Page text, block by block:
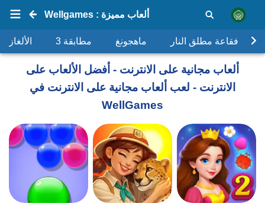
ألعاب مجانية على الانترنت - أفضل الألعاب على
الانترنت - لعب ألعاب مجانية على الانترنت في
WellGames
Wellgames : ألعاب مميزة
الألغاز مطابقة 3 ماهجونغ فقاعة مطلق النار